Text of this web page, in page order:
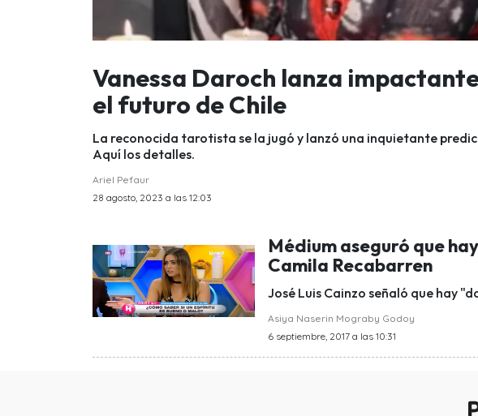
Vanessa Daroch lanza
el futuro de Chile
La reconocida tarotista se la jugó y lanzó una inquietante
Aquí los detalles.
Ariel Pefaur
28 agosto, 2023 a las 12:03
Médium aseguró que
Camila Recabarren
José Luis Cainzo señaló que hay
Asiya Naserin Mograby Godoy
6 septiembre, 2017 a las 10:31